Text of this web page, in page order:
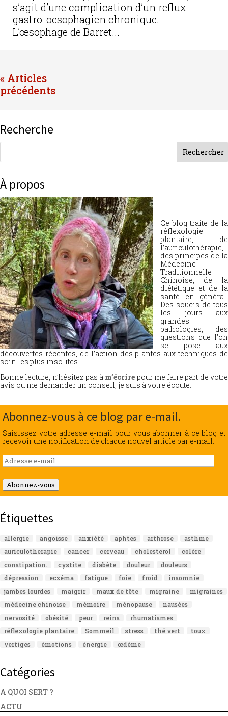
s’agit d’une complication d’un reflux
gastro-oesophagien chronique.
L’œsophage de Barret...
« Entrées précédentes
Recherche
À propos
Ce blog traite de la
réflexologie
plantaire, de
l’auriculothérapie,
des principes de la
Médecine
Traditionnelle
Chinoise, de la
diététique et de la
santé en général.
Des soucis de tous
les jours aux
grandes
pathologies, des
questions que l’on
se pose aux
découvertes récentes, de l’action des plantes aux techniques de
soin les plus insolites.
Bonne lecture, n’hésitez pas à m’écrire pour me faire part de votre
avis ou me demander un conseil, je suis à votre écoute.
Abonnez-vous à ce blog par e-mail.
Saisissez votre adresse e-mail pour vous abonner à ce blog et
recevoir une notification de chaque nouvel article par e-mail.
Adresse
e-
mail
Abonnez-vous
Étiquettes
allergie angoisse anxiété aphtes arthrose
asthme
auriculotherapie
cancer cerveau cholesterol
colère
constipation.
cystite diabète douleur
douleurs
dépression
eczéma fatigue foie froid
insomnie
jambes lourdes
maigrir maux de tête migraine
migraines
médecine chinoise
mémoire ménopause
nausées
nervosité
obésité peur reins
rhumatismes
réflexologie plantaire
Sommeil stress thé vert
toux
vertiges
émotions énergie œdème
Catégories
A QUOI SERT ?
ACTU